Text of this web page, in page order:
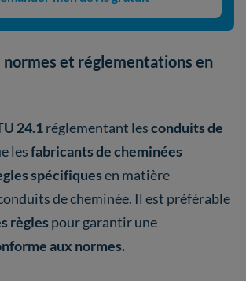
normes et réglementations en
24.1réglementant lesconduits de
lesfabricants de cheminées
spécifiquesen matière
de cheminée. Il est préférable
règles pour garantir une
aux normes.